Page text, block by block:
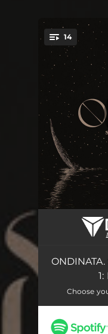
You're all
14
Oddychasz?
Senna
Kołysanka
Mamo
Choose